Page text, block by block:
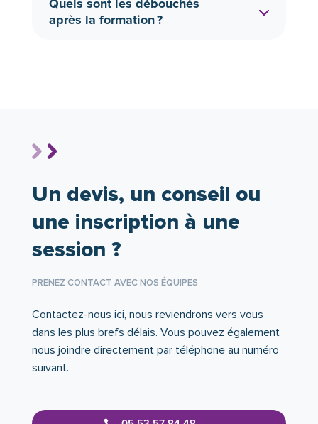
Quels sont les débouchés
après la formation ?
Un devis, un conseil ou
une inscription à une
session ?
PRENEZ CONTACT AVEC NOS ÉQUIPES
Contactez-nous ici, nous reviendrons vers vous
dans les plus brefs délais. Vous pouvez également
nous joindre directement par téléphone au numéro
suivant.